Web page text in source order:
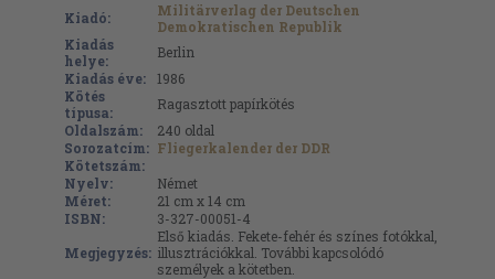
Kiadó:
Militärverlag der Deutschen
Demokratischen Republik
Kiadás
helye:
Berlin
Kiadás éve:
1986
Kötés
típusa:
Ragasztott papírkötés
Oldalszám:
240 oldal
Sorozatcím: Fliegerkalender der DDR
Kötetszám:
Nyelv:
Német
Méret:
21 cm x 14 cm
ISBN:
3-327-00051-4
Megjegyzés:
Első kiadás. Fekete-fehér és színes fotókkal,
illusztrációkkal. További kapcsolódó
személyek a kötetben.